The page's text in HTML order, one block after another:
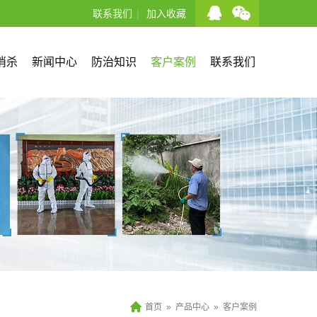
联系我们 | 加入收藏
杀 新闻中心 防治知识 客户案例 联系我们
首页 » 产品中心 » 客户案例